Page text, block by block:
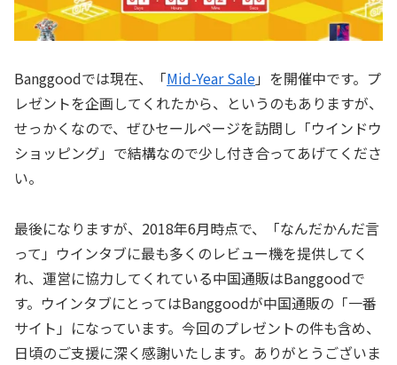
Banggoodでは現在、「Mid-Year Sale」を開催中です。プ
レゼントを企画してくれたから、というのもありますが、
せっかくなので、ぜひセールページを訪問し「ウインドウ
ショッピング」で結構なので少し付き合ってあげてくださ
い。
最後になりますが、2018年6月時点で、「なんだかんだ言
って」ウインタブに最も多くのレビュー機を提供してく
れ、運営に協力してくれている中国通販はBanggoodで
す。ウインタブにとってはBanggoodが中国通販の「一番
サイト」になっています。今回のプレゼントの件も含め、
日頃のご支援に深く感謝いたします。ありがとうございま